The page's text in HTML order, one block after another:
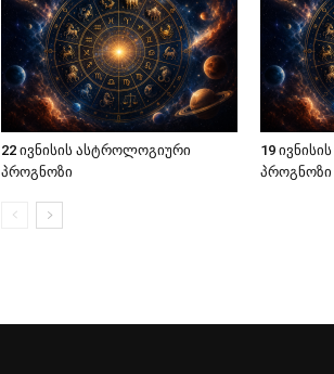
22 ივნისის ასტროლოგიური
პროგნოზი
19
პროგნოზი